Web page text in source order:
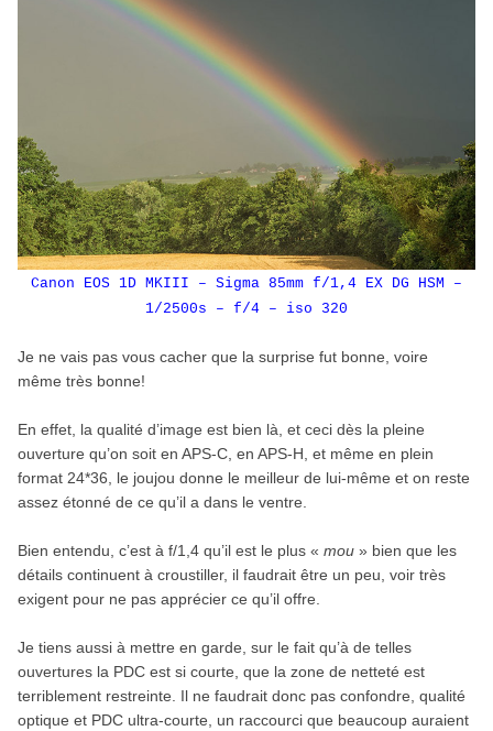
Canon EOS 1D MKIII – Sigma 85mm f/1,4 EX DG HSM –
1/2500s – f/4 – iso 320
Je ne vais pas vous cacher que la surprise fut bonne, voire
même très bonne!
En effet, la qualité d’image est bien là, et ceci dès la pleine
ouverture qu’on soit en APS-C, en APS-H, et même en plein
format 24*36, le joujou donne le meilleur de lui-même et on reste
assez étonné de ce qu’il a dans le ventre.
Bien entendu, c’est à f/1,4 qu’il est le plus « mou» bien que les
détails continuent à croustiller, il faudrait être un peu, voir très
exigent pour ne pas apprécier ce qu’il offre.
Je tiens aussi à mettre en garde, sur le fait qu’à de telles
ouvertures la PDC est si courte, que la zone de netteté est
terriblement restreinte. Il ne faudrait donc pas confondre, qualité
optique et PDC ultra-courte, un raccourci que beaucoup auraient